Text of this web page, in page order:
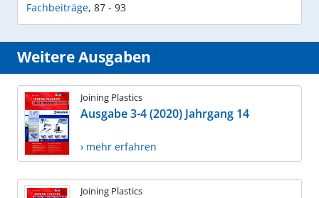
Fachbeiträge, 87 - 93
Weitere Ausgaben
Joining Plastics
Ausgabe 3-4 (2020) Jahrgang 14
› mehr erfahren
Joining Plastics